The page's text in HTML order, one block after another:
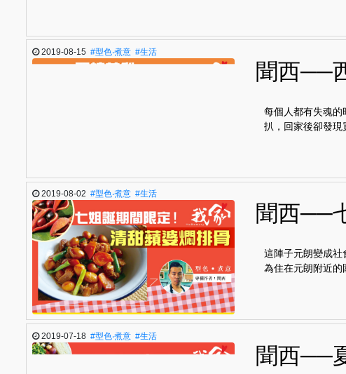
2019-08-15 #型色‧煮意 #生活
聞西──
每個人都有失魂
扒，回家後卻發
2019-08-02 #型色‧煮意 #生活
聞西──
這陣子元朗變成社
為住在元朗附近的
2019-07-18 #型色‧煮意 #生活
聞西──